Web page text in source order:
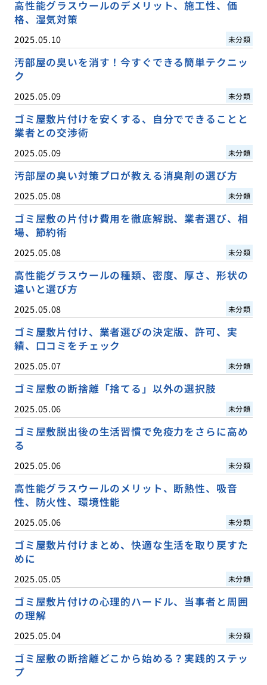
高性能グラスウールのデメリット、施工性、価
格、湿気対策
2025.05.10 未分類
汚部屋の臭いを消す！今すぐできる簡単テクニッ
ク
2025.05.09 未分類
ゴミ屋敷片付けを安くする、自分でできることと
業者との交渉術
2025.05.09 未分類
汚部屋の臭い対策プロが教える消臭剤の選び方
2025.05.08 未分類
ゴミ屋敷の片付け費用を徹底解説、業者選び、相
場、節約術
2025.05.08 未分類
高性能グラスウールの種類、密度、厚さ、形状の
違いと選び方
2025.05.08 未分類
ゴミ屋敷片付け、業者選びの決定版、許可、実
績、口コミをチェック
2025.05.07 未分類
ゴミ屋敷の断捨離「捨てる」以外の選択肢
2025.05.06 未分類
ゴミ屋敷脱出後の生活習慣で免疫力をさらに高め
る
2025.05.06 未分類
高性能グラスウールのメリット、断熱性、吸音
性、防火性、環境性能
2025.05.06 未分類
ゴミ屋敷片付けまとめ、快適な生活を取り戻すた
めに
2025.05.05 未分類
ゴミ屋敷片付けの心理的ハードル、当事者と周囲
の理解
2025.05.04 未分類
ゴミ屋敷の断捨離どこから始める？実践的ステッ
プ